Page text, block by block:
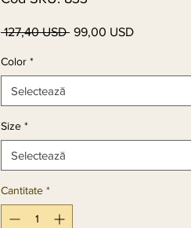
127,40 USD Preț
99,00 USDPreț
Color *
Selectează
Size *
Selectează
Cantitate *